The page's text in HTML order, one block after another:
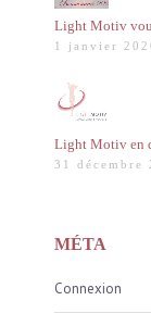
Light Motiv
1 janvier
Light Motiv en
31 décembre
MÉTA
Connexion